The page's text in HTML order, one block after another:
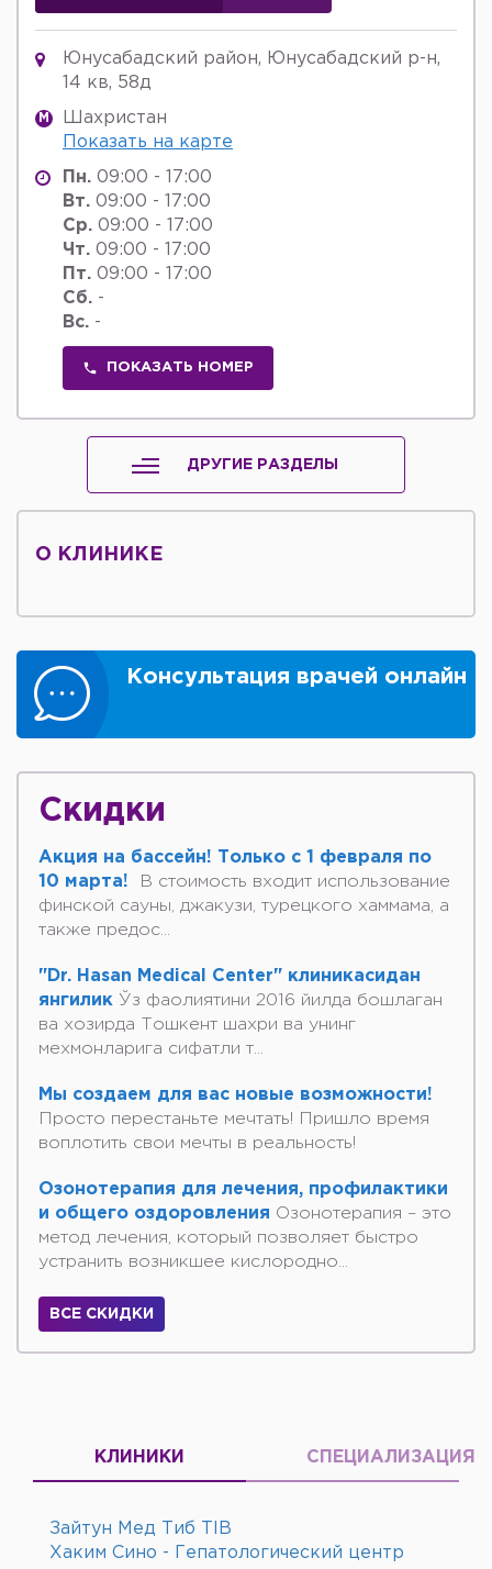
Юнусабадский район, Юнусабадский р-н,
14 кв, 58д
M
Шахристан
Показать на карте
Пн. 09:00 - 17:00
Вт. 09:00 - 17:00
Ср. 09:00 - 17:00
Чт. 09:00 - 17:00
Пт. 09:00 - 17:00
Сб. -
Вс. -
ПОКАЗАТЬ НОМЕР
ДРУГИЕ РАЗДЕЛЫ
О КЛИНИКЕ
Консультация врачей онлайн
Скидки
Акция на бассейн! Только с 1 февраля по
10 марта!
В стоимость входит использование
финской сауны, джакузи, турецкого хаммама, а
также предос...
"Dr. Hasan Medical Center" клиникасидан
янгилик Ўз фаолиятини 2016 йилда бошлаган
ва хозирда Тошкент шахри ва унинг
мехмонларига сифатли т...
Мы создаем для вас новые возможности!
Просто перестаньте мечтать! Пришло время
воплотить свои мечты в реальность!
Озонотерапия для лечения, профилактики
и общего оздоровления Озонотерапия – это
метод лечения, который позволяет быстро
устранить возникшее кислородно...
ВСЕ СКИДКИ
КЛИНИКИ СПЕЦИАЛИЗАЦИЯ
Зайтун Мед Тиб TIB
Хаким Сино - Гепатологический центр